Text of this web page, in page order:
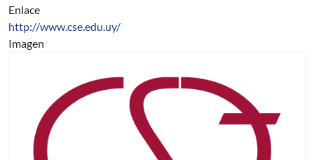
Enlace
http://www.cse.edu.uy/
Imagen